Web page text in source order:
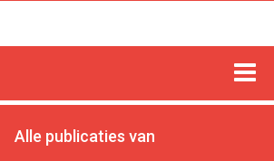
Alle publicaties van